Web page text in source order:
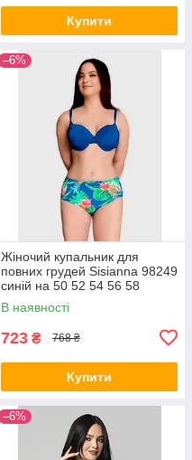
Купити
–6%
Жіночий купальник для
повних грудей Sisianna 98249
синій на 50 52 54 56 58
розмір
В наявності
723 ₴ 768 ₴
Купити
–6%